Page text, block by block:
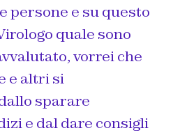
persone e su questo
quale sono
vorrei che
e altri si
sparare
e dal dare consigli